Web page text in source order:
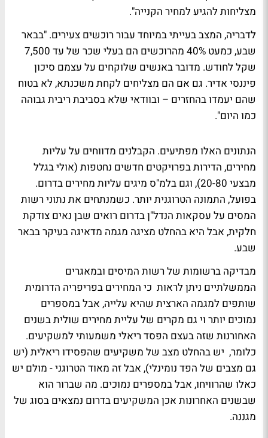
מצליחות להגיע למחיר הקנייה".
לדבריה, המצב בעייתי במיוחד עבור רוכשים צעירים. "בבאר
שבע, כמעט 40% מהרוכשים הם בעלי שכר של עד 7,500
שקל לחודש. מדובר באנשים שלוקחים על עצמם סיכון
פיננסי אדיר. גם אם הם מצליחים לקחת משכנתא, לא בטוח
שהם יעמדו בהחזרים – ובוודאי שלא בסביבת ריבית גבוהה
כמו היום".
הנתונים האלו מפתיעים. הקבלנים מדווחים על עליות
מחירים, הדירות בפרויקטים חדשים נחטפות (אולי בגלל
מבצעי 20-80), וגם בלמ"ס מיגים עליות מחירים בדרום.
בפועל, התמונה הטרוגנית יותר. כשמנתחים את נתוני רשות
המסים על עסקאות הנדל"ן בדרום רואים שבן נאים צודקת
חלקית, אבל היא בהחלט מציגה מגמה מדאיגה בעיקר בבאר
שבע.
מבדיקה ברשומות של רשות המיסים ובמאגרים
הממשלתיים ניתן לראות כי המחירים בפריפריה הדרומית
שותפים למגמה הארצית שהיא עלייה, אבל במספרים
נמוכים יותר וי גם מקרים של עליית מחירים שולית בשנים
האחורנות שזה בעצם הפסד ריאלי משמעותי למשקיעים.
כלומר, יש בהחלט מצב של משקיעים שהפסידו ריאלית (יש
גם מצבים של הפד נומינלי), אבל זה מאוד הטרוגני - מולם יש
כאלו שהרוויחו, אבל במספרים נמוכים. מה שברור הוא
שבשנים האחרונות אכן המשקיעים בדרום נמצאים בסוג של
מגננה.